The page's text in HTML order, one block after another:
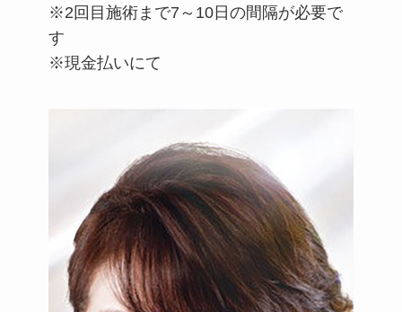
※2回目施術まで7～10日の間隔が必要で
す
※現金払いにて